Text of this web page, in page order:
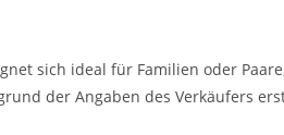
sich ideal für Familien oder
der Angaben des Verkäufers